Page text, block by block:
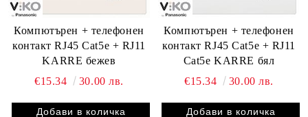
Компютърен + телефонен
контакт RJ45 Cat5e + RJ11
KARRE бежев
€15.34
30.00 лв.
Компютърен + телефонен
контакт RJ45 Cat5e + RJ11
Cat5e KARRE бял
€15.34
30.00 лв.